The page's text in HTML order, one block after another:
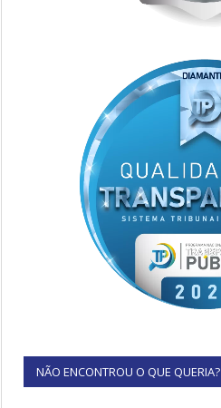
NÃO ENCONTROU O QUE QUERIA?